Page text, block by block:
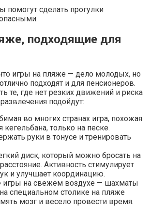
помогут сделать прогулки
подходящие для
игры на пляже — дело молодых, но
подходят и для пенсионеров.
те, где нет резких движений и риска
подойдут:
во многих странах игра, похожая
только на песке.
руки в тонусе и тренировать
диск, который можно бросать на
Активность стимулирует
и улучшает координацию.
игры на свежем воздухе — шахматы
специальном столике на пляже
мозг и весело провести время.